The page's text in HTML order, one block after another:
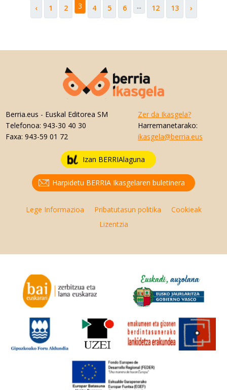
‹ 1 2 3 4 5 6 ... 12 13 ›
Berria.eus - Euskal Editorea SM
Telefonoa: 943-30 40 30
Faxa: 943-59 01 72
Zer da Ikasgela?
Harremanetarako:
ikasgela@berria.eus
Izan BERRIAlaguna
Harpidetu BERRIA Ikasgelaren buletinera
Lege Informazioa Pribatutasun politika
Cookieak
Lizentzia